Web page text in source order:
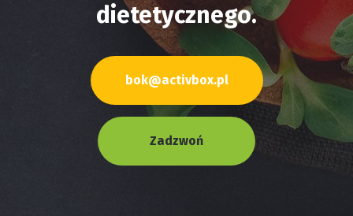
dietetycznego.
bok@activbox.pl
Zadzwoń